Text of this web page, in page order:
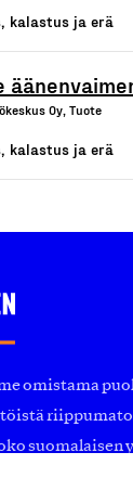
kalastus ja erä
Oy, Tuote
kalastus ja erä
omistama